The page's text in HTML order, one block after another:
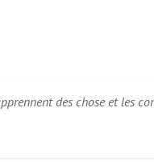
des chose et les